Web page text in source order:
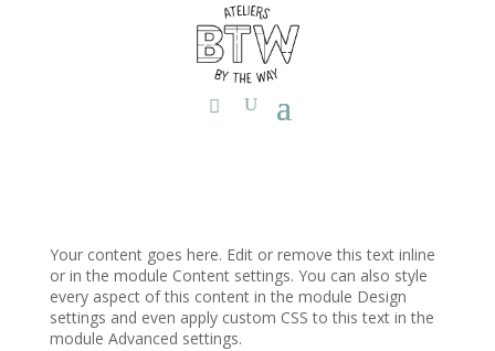
Your content goes here. Edit or remove this text inline
or in the module Content settings. You can also style
every aspect of this content in the module Design
settings and even apply custom CSS to this text in the
module Advanced settings.